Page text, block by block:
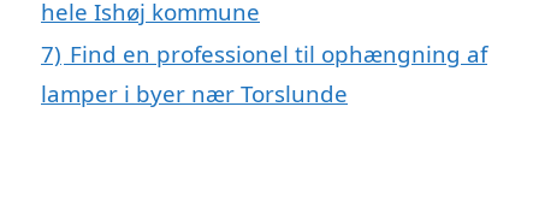
hele Ishøj kommune
7) Find en professionel til ophængning af
lamper i byer nær Torslunde